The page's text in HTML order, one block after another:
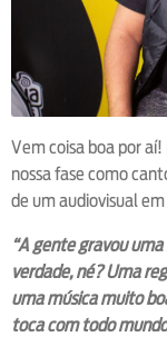
Vem coisa boa por
nossa fase como
de um audiovisual
“A gente gravou
verdade, né? Uma
uma música muito
toca com todo